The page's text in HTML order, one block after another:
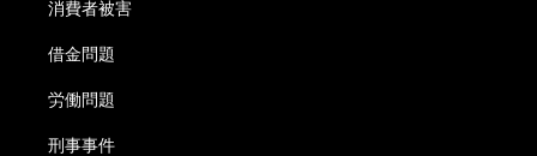
消費者被害
借金問題
労働問題
刑事事件